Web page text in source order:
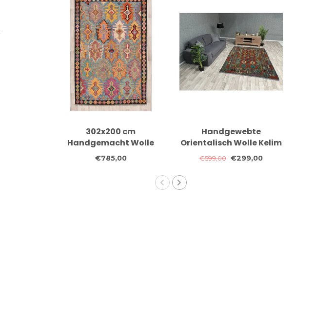
302x200 cm
Handgemacht Wolle
Kelim Teppich
Orientteppich
€785,00
Handgewebte
Orientalisch Wolle Kelim
Teppich 205x152 cm
€599,00 €299,00